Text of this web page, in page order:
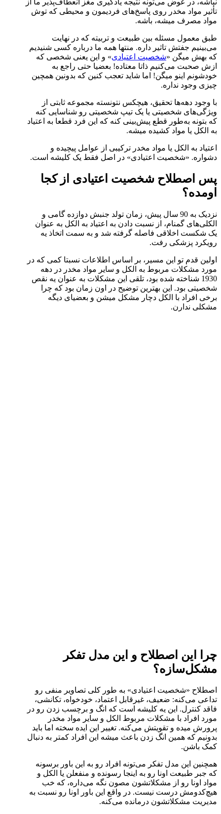
تأثیر مواد مخدر روی پاسخ‌های فردیمون و محیطی که توش
مواد مصرف میشه، باشه.
طبق معمول مسئله بین طبیعت و تربیته که در نهایت
می‌بینیم جفتش تاثیر داره. منتها همه ما درباره کسی شنیدیم
که بهش میگن «شخصیت اعتیادی» و این یعنی شخصی که
ازش صحبت می‌‌کنیم ذاتا معتاده! بعضیا حتی راجع به
خودشونم اینو میگن! اما شاید تعجب کنین که بدونین همچین
چیزی وجود نداره.
با وجود دهه‌ها تحقیق، هیچکس نتونسته مجموعه ثابتی از
ویژگی‌های شخصیتی یا یک تیپ شخصیتی رو شناسایی کنه
که بتونه به‌طور قطع پیش‌بینی کنه که این فرد قطعا به اعتیاد
به الکل یا مواد کشیده میشه.
اعتیاد به الکل یا مواد مخدر ترکیبی از عوامل پیچیده و
دشواره. «شخصیت اعتیادی» در اصل فقط یک کلیشه است.
پس اصطلاح شخصیت اعتیادی از کجا
اومده؟
نزدیک به 90 سال پیش، زمان تولد جنبش دوازده گامی و
الکلی‌های گمنام، از نسبت دادن به اعتیاد به الکل به عنوان
یک شکست اخلاقی فاصله گرفته شد و به سمت اتخاذ یه
رویکرد پزشکی رفت.
اولین قدم تو این مسیر، بر اساس اطلاعات نسبتا کمی که در
مورد مشکلات مربوط به الکل و سایر مواد مخدر در دهه
1930 شناخته شده بود، تلقی این مشکلات به عنوان یه نقص
شخصیتی بود. این بهترین توضیح در اون زمان بود که چرا
برخی افراد با الکل دچار مشکل میشن و بعضیای دیگه
مشکلی ندارن.
چرا این اصطلاح و این مدل تفکر
مشکل‌سازه؟
اصطلاح «شخصیت اعتیادی» به طور کلی تصاویر منفی رو
تداعی می‌کنه: ضعیف، غیرقابل اعتماد، خودخواه، تکانشی،
فاقد کنترل. این یه کلیشه است که انگ و برچسب زدن رو در
مورد افراد با مشکلات مربوط الکل و سایر مواد مخدر
پرورش میده و تقویتش می‌کنه. تغییر این ایده سخته اما باید
بدونیم که همین انگ زدن باعث میشه این افراد کمتر به دنبال
کمک باشن.
همچنین این مدل تفکر می‌تونه افراد رو به این باور برسونه
که جبر طبیعت اونا رو به اینجا رسونده و منفعلن یا الکل و
مواد اونا رو از مشکلاتشون مصون نگه می‌داره، که خب
هیچ‌کدومش درست نیست. در واقع این باور اونا رو نسبت به
مدیریت مشکلاتشون درمانده می‌کنه.